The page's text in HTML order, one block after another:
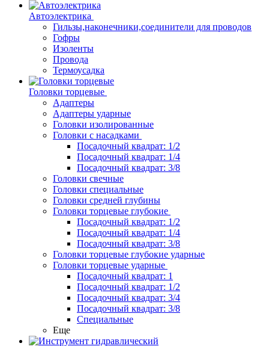
Автоэлектрика
Гильзы,наконечники,соединители для проводов
Гофры
Изоленты
Провода
Термоусадка
Головки торцевые
Адаптеры
Адаптеры ударные
Головки изолированные
Головки с насадками
Посадочный квадрат: 1/2
Посадочный квадрат: 1/4
Посадочный квадрат: 3/8
Головки свечные
Головки специальные
Головки средней глубины
Головки торцевые глубокие
Посадочный квадрат: 1/2
Посадочный квадрат: 1/4
Посадочный квадрат: 3/8
Головки торцевые глубокие ударные
Головки торцевые ударные
Посадочный квадрат: 1
Посадочный квадрат: 1/2
Посадочный квадрат: 3/4
Посадочный квадрат: 3/8
Специальные
Еще